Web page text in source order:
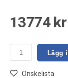
13774 kr
Lägg
Önskelista